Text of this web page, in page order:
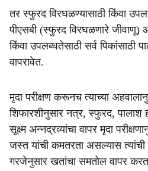
तर स्फुरद विरघळण्यासाठी किंवा
पीएसबी (स्फुरद विरघळणारे जीवाणू)
किंवा उपलब्धतेसाठी सर्व पिकांसाठी
वापरावेत.
मृदा परीक्षण करूनच त्याच्या
शिफारशीनुसार नत्र, स्फुरद, पालाश
सूक्ष्म अन्नद्रव्यांचा वापर मृदा
जस्त यांची कमतरता असल्यास त्यांची
गरजेनुसार खतांचा समतोल वापर